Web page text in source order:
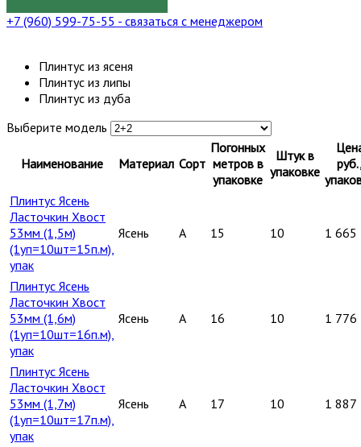
+7 (960) 599-75-55 - связаться с менеджером
Плинтус из ясеня
Плинтус из липы
Плинтус из дуба
Выберите модель
Наименование Материал Сорт
Погонных
метров в
упаковке
Штук в
упаковке
Плинтус Ясень
Ласточкин Хвост
53мм (1,5м)
(1уп=10шт=15п.м),
упак
Ясень A 15 10 1 665
Плинтус Ясень
Ласточкин Хвост
53мм (1,6м)
(1уп=10шт=16п.м),
упак
Ясень A 16 10 1 776
Плинтус Ясень
Ласточкин Хвост
53мм (1,7м)
(1уп=10шт=17п.м),
упак
Ясень A 17 10 1 887